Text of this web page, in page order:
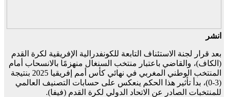
انشر
بعد قرار لجنة الاستئناف التابعة للكونفدرالية الإفريقية لكرة القدم
(الكاف)، والقاضي باعتبار منتخب السنغال منهزمًا بالانسحاب أمام
المنتخب الوطني المغربي في نهائي كأس أمم إفريقيا 2025 بنتيجة
(3-0)، بدأ تأثير هذا الحكم ينعكس على حسابات التصنيف العالمي
للمنتخبات الصادر عن الاتحاد الدولي لكرة القدم (فيفا).